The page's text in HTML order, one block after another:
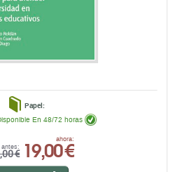
Papel:
antes:
€
ahora:
19,00 €
En 48/72 horas